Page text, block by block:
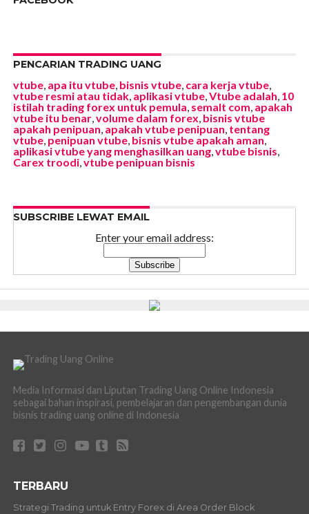
PENCARIAN TRADING UANG
vtube, apa itu vtube, bisnis vtube, cara kerja vtube,
vtube resmi atau tidak, aplikasi vtube,Vtube adalah, 10
istilah trading forex untuk pemula, semalt com, apakah
vtube itu benar,volume dalam forex, bisnis vtube
apakah penipuan, apakah vtube penipuan, tentang
vtube, penipuan vtube, bisnis vtube apakah aman,
aplikasi vtube yang menghasilkan uang,vtube bisnis,
Carex troodi,vtube penipuan bisnis
SUBSCRIBE LEWAT EMAIL
Enter your email address:
Media Informasi dan Liputan Trading Uang Online Indonesia
sebagai bahan inspirasi, pembelajaran dan pengembangan dunia
bisnis trading uang online di Indonesia
TERBARU
Strategi Trading untuk Entry Forex di Area Order Block